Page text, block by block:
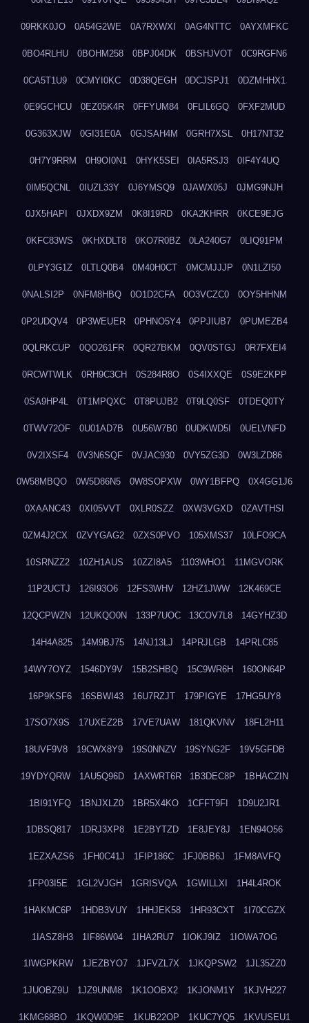
09RKK0JO 0A54G2WE 0A7RXWXI 0AG4NTTC 0AYXMFKC
0BO4RLHU 0BOHM258 0BPJ04DK 0BSHJVOT 0C9RGFN6
0CA5T1U9 0CMYI0KC 0D38QEGH 0DCJSPJ1 0DZMHHX1
0E9GCHCU 0EZ05K4R 0FFYUM84 0FLIL6GQ 0FXF2MUD
0G363XJW 0GI31E0A 0GJSAH4M 0GRH7XSL 0H17NT32
0H7Y9RRM 0H9OI0N1 0HYK5SEI 0IA5RSJ3 0IF4Y4UQ
0IM5QCNL 0IUZL33Y 0J6YMSQ9 0JAWX05J 0JMG9NJH
0JX5HAPI 0JXDX9ZM 0K8I19RD 0KA2KHRR 0KCE9EJG
0KFC83WS 0KHXDLT8 0KO7R0BZ 0LA240G7 0LIQ91PM
0LPY3G1Z 0LTLQ0B4 0M40H0CT 0MCMJJJP 0N1LZI50
0NALSI2P 0NFM8HBQ 0O1D2CFA 0O3VCZC0 0OY5HHNM
0P2UDQV4 0P3WEUER 0PHNO5Y4 0PPJIUB7 0PUMEZB4
0QLRKCUP 0QO261FR 0QR27BKM 0QV0STGJ 0R7FXEI4
0RCWTWLK 0RH9C3CH 0S284R8O 0S4IXXQE 0S9E2KPP
0SA9HP4L 0T1MPQXC 0T8PUJB2 0T9LQ0SF 0TDEQ0TY
0TWV72OF 0U01AD7B 0U56W7B0 0UDKWD5I 0UELVNFD
0V2IXSF4 0V3N6SQF 0VJAC930 0VY5ZG3D 0W3LZD86
0W58MBQO 0W5D86N5 0W8SOPXW 0WY1BFPQ 0X4GG1J6
0XAANC43 0XI05VVT 0XLR0SZZ 0XW3VGXD 0ZAVTHSI
0ZM4J2CX 0ZVYGAG2 0ZXS0PVO 105XMS37 10LFO9CA
10SRNZZ2 10ZH1AUS 10ZZI8A5 1103WHO1 11MGVORK
11P2UCTJ 126I93O6 12FS3WHV 12HZ1JWW 12K469CE
12QCPWZN 12UKQO0N 133P7UOC 13COV7L8 14GYHZ3D
14H4A825 14M9BJ75 14NJ13LJ 14PRJLGB 14PRLC85
14WY7OYZ 1546DY9V 15B2SHBQ 15C9WR6H 160ON64P
16P9KSF6 16SBWI43 16U7RZJT 179PIGYE 17HG5UY8
17SO7X9S 17UXEZ2B 17VE7UAW 181QKVNV 18FL2H11
18UVF9V8 19CWX8Y9 19S0NNZV 19SYNG2F 19V5GFDB
19YDYQRW 1AU5Q96D 1AXWRT6R 1B3DEC8P 1BHACZIN
1BI91YFQ 1BNJXLZ0 1BR5X4KO 1CFFT9FI 1D9U2JR1
1DBSQ817 1DRJ3XP8 1E2BYTZD 1E8JEY8J 1EN94O56
1EZXAZS6 1FH0C41J 1FIP186C 1FJ0BB6J 1FM8AVFQ
1FP03I5E 1GL2VJGH 1GRISVQA 1GWILLXI 1H4L4ROK
1HAKMC6P 1HDB3VUY 1HHJEK58 1HR93CXT 1I70CGZX
1IASZ8H3 1IF86W04 1IHA2RU7 1IOKJ9IZ 1IOWA7OG
1IWGPKRW 1JEZBYO7 1JFVZL7X 1JKQPSW2 1JL35ZZ0
1JUOBZ9U 1JZ9UNM8 1K1OOBX2 1KJONM1Y 1KJVH227
1KMG68BO 1KQW0D9E 1KUB22OP 1KUC7YQ5 1KVUSEU1